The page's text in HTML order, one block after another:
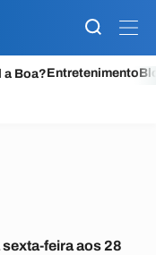
a Boa?Entretenimento
feira aos 28